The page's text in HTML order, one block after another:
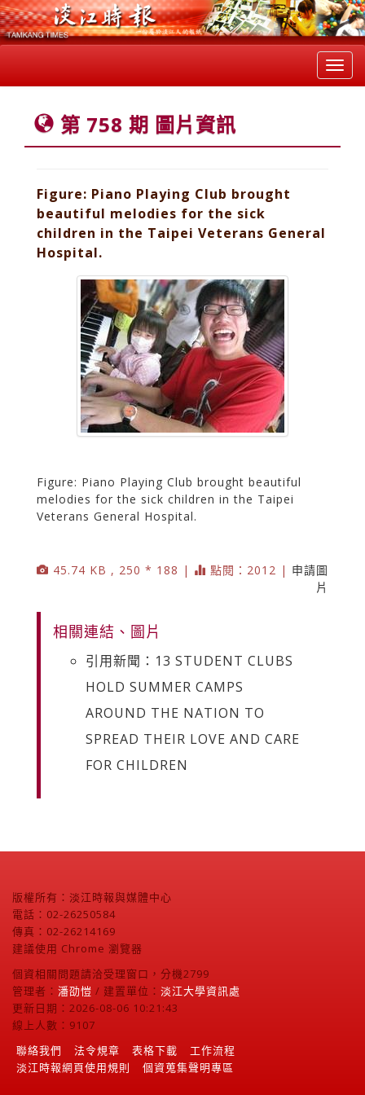
第 758 期 圖片資訊
Figure: Piano Playing Club brought
beautiful melodies for the sick
children in the Taipei Veterans General
Hospital.
Figure: Piano Playing Club brought beautiful
melodies for the sick children in the Taipei
Veterans General Hospital.
45.74 KB , 250 * 188 | 點閱：2012 | 申請圖
片
相關連結、圖片
引用新聞：13 STUDENT CLUBS
HOLD SUMMER CAMPS
AROUND THE NATION TO
SPREAD THEIR LOVE AND CARE
FOR CHILDREN
版權所有：淡江時報與媒體中心
電話：02-26250584
傳真：02-26214169
建議使用 Chrome 瀏覽器
個資相關問題請洽受理窗口，分機2799
管理者： 潘劭愷 / 建置單位： 淡江大學資訊處
更新日期：2026-08-06 10:21:43
線上人數：9107
聯絡我們
法令規章 表格下載
工作流程
淡江時報網頁使用規則
個資蒐集聲明專區